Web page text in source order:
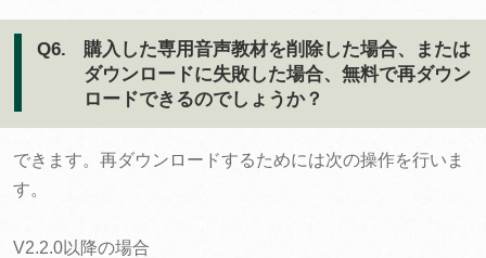
Q6.
購入した専用音声教材を削除した場合、または
ダウンロードに失敗した場合、無料で再ダウン
ロードできるのでしょうか？
できます。再ダウンロードするためには次の操作を行いま
す。
V2.2.0以降の場合